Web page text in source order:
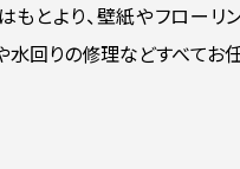
もとより、壁紙やフローリ
水回りの修理などすべてお